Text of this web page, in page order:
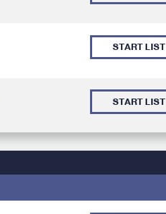
START LIST
START LIST